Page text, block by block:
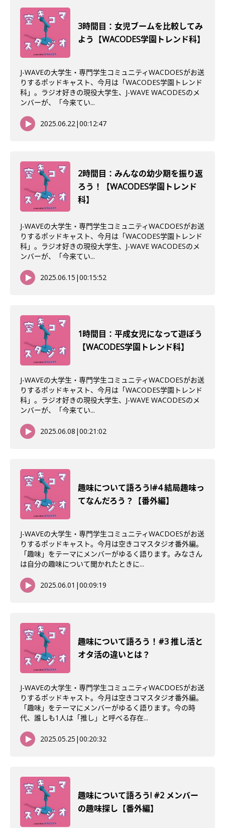
3時間目：女児ブームを比較してみ
よう【WACODES学園トレンド科】
J-WAVEの大学生・専門学生コミュニティWACDOESがお送
りするポッドキャスト、今月は「WACODES学園トレンド
科」。ラジオ好きの現役大学生、J-WAVE WACODESのメ
ンバーが、「今来てい...
2025.06.22|00:12:47
2時間目：みんなの幼少期を振り返
ろう！【WACODES学園トレンド
科】
J-WAVEの大学生・専門学生コミュニティWACDOESがお送
りするポッドキャスト、今月は「WACODES学園トレンド
科」。ラジオ好きの現役大学生、J-WAVE WACODESのメ
ンバーが、「今来てい...
2025.06.15 |00:15:52
1時間目：平成女児になって遊ぼう
【WACODES学園トレンド科】
J-WAVEの大学生・専門学生コミュニティWACDOESがお送
りするポッドキャスト、今月は「WACODES学園トレンド
科」。ラジオ好きの現役大学生、J-WAVE WACODESのメ
ンバーが、「今来てい...
2025.06.08 |00:21:02
趣味について語ろう!#4 結局趣味っ
てなんだろう？【番外編】
J-WAVEの大学生・専門学生コミュニティWACDOESがお送
りするポッドキャスト。今月は空きコマスタジオ番外編。
「趣味」をテーマにメンバーがゆるく語ります。みなさん
は自分の趣味について聞かれたときに...
2025.06.01 |00:09:19
趣味について語ろう！#3 推し活と
オタ活の違いとは？
J-WAVEの大学生・専門学生コミュニティWACDOESがお送
りするポッドキャスト。今月は空きコマスタジオ番外編。
「趣味」をテーマにメンバーがゆるく語ります。今の時
代、誰しも1人は「推し」と呼べる存在...
2025.05.25 |00:20:32
趣味について語ろう! #2 メンバー
の趣味探し【番外編】